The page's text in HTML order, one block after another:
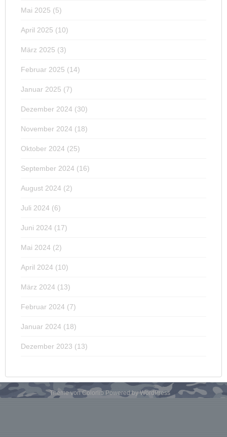
Mai 2025 (5)
April 2025 (10)
März 2025 (3)
Februar 2025 (14)
Januar 2025 (7)
Dezember 2024 (30)
November 2024 (18)
Oktober 2024 (25)
September 2024 (16)
August 2024 (2)
Juli 2024 (6)
Juni 2024 (17)
Mai 2024 (2)
April 2024 (10)
März 2024 (13)
Februar 2024 (7)
Januar 2024 (18)
Dezember 2023 (13)
Theme vonColorlib Powered byWordPress